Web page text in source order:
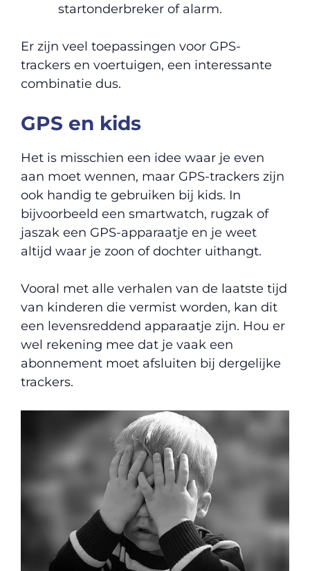
startonderbreker of alarm.
Er zijn veel toepassingen voor GPS-
trackers en voertuigen, een interessante
combinatie dus.
GPS en kids
Het is misschien een idee waar je even
aan moet wennen, maar GPS-trackers zijn
ook handig te gebruiken bij kids. In
bijvoorbeeld een smartwatch, rugzak of
jaszak een GPS-apparaatje en je weet
altijd waar je zoon of dochter uithangt.
Vooral met alle verhalen van de laatste tijd
van kinderen die vermist worden, kan dit
een levensreddend apparaatje zijn. Hou er
wel rekening mee dat je vaak een
abonnement moet afsluiten bij dergelijke
trackers.